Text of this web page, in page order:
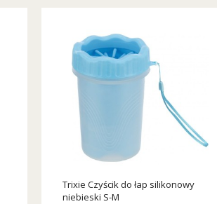
Trixie Czyścik do łap silikonowy
niebieski S-M